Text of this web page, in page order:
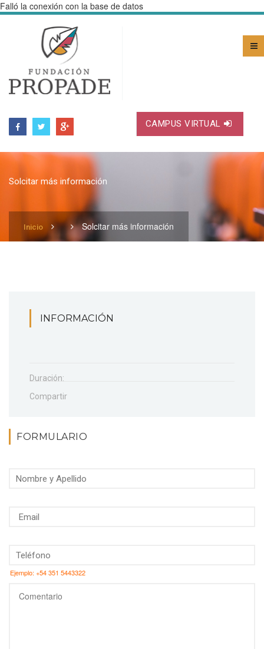
Falló la conexión con la base de datos
CAMPUS VIRTUAL
Solcitar más información
Inicio Solcitar más información
INFORMACIÓN
Duración:
Compartir
FORMULARIO
Ejemplo: +54 351 5443322